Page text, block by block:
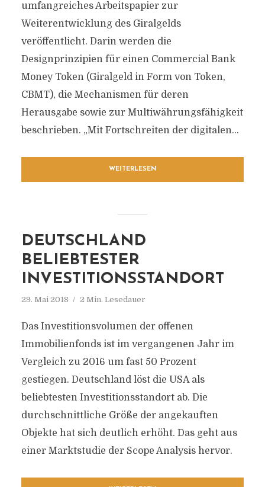
umfangreiches Arbeitspapier zur
Weiterentwicklung des Giralgelds
veröffentlicht. Darin werden die
Designprinzipien für einen Commercial Bank
Money Token (Giralgeld in Form von Token,
CBMT), die Mechanismen für deren
Herausgabe sowie zur Multiwährungsfähigkeit
beschrieben. „Mit Fortschreiten der digitalen...
WEITERLESEN
DEUTSCHLAND
BELIEBTESTER
INVESTITIONSSTANDORT
29. Mai 2018 2 Min. Lesedauer
Das Investitionsvolumen der offenen
Immobilienfonds ist im vergangenen Jahr im
Vergleich zu 2016 um fast 50 Prozent
gestiegen. Deutschland löst die USA als
beliebtesten Investitionsstandort ab. Die
durchschnittliche Größe der angekauften
Objekte hat sich deutlich erhöht. Das geht aus
einer Marktstudie der Scope Analysis hervor.